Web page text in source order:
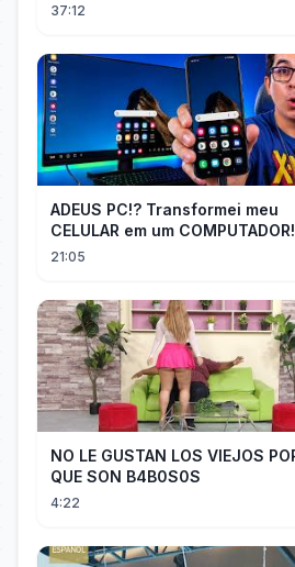
37:12
ADEUS PC!? Transformei meu
CELULAR em um COMPUTADOR!
21:05
NO LE GUSTAN LOS VIEJOS POR
QUE SON B4B0S0S
4:22